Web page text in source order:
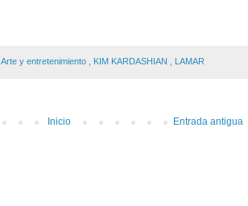
Arte y entretenimiento KIM KARDASHIAN LAMAR
Entrada antigua
Inicio